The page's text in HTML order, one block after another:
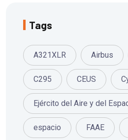
Tags
A321XLR Airbus
C295 CEUS
Ejército del Aire y del
espacio FAAE